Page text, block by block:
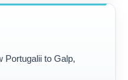
Portugalii to Galp,